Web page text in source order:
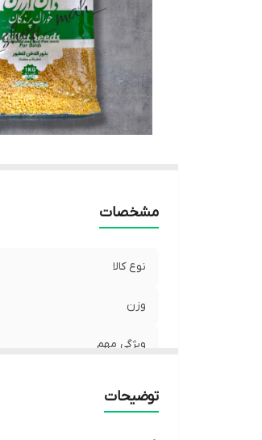
مشخصات
نوع کالا
وزن
ویژگی مهم
توضیحات